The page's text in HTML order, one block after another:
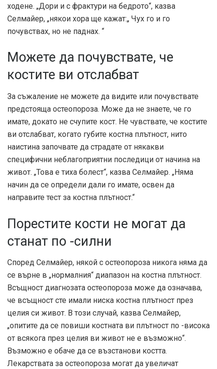
ходене. „Дори и с фрактури на бедрото“, казва
Селмайер, „някои хора ще кажат:„ Чух го и го
почувствах, но не паднах. “
Можете да почувствате, че
костите ви отслабват
За съжаление не можете да видите или почувствате
предстояща остеопороза. Може да не знаете, че го
имате, докато не счупите кост. Не чувствате, че костите
ви отслабват, когато губите костна плътност, нито
наистина започвате да страдате от някакви
специфични неблагоприятни последици от начина на
живот. „Това е тиха болест“, казва Селмайер. „Няма
начин да се определи дали го имате, освен да
направите тест за костна плътност.“
Порестите кости не могат да
станат по -силни
Според Селмайер, някой с остеопороза никога няма да
се върне в „нормалния“ диапазон на костна плътност.
Всъщност диагнозата остеопороза може да означава,
че всъщност сте имали ниска костна плътност през
целия си живот. В този случай, казва Селмайер,
„опитите да се повиши костната ви плътност по -висока
от всякога през целия ви живот не е възможно“.
Възможно е обаче да се възстанови костта.
Лекарствата за остеопороза могат да увеличат